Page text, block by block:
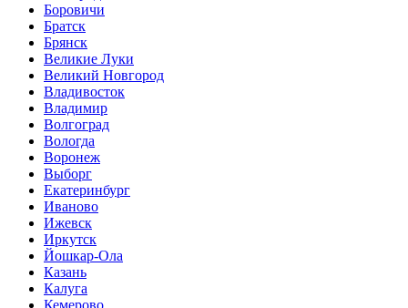
Боровичи
Братск
Брянск
Великие Луки
Великий Новгород
Владивосток
Владимир
Волгоград
Вологда
Воронеж
Выборг
Екатеринбург
Иваново
Ижевск
Иркутск
Йошкар-Ола
Казань
Калуга
Кемерово